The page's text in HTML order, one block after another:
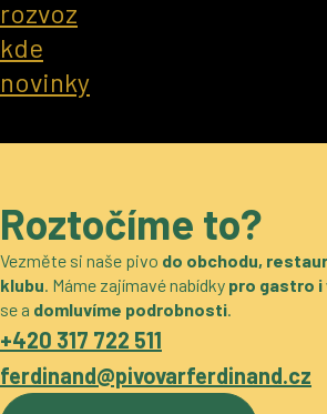
rozvoz
kde
novinky
Roztočíme to?
Vezměte si naše pivo do obchodu,
klubu. Máme zajímavé nabídky pro gastro
se a domluvíme podrobnosti.
+420 317 722 511
ferdinand@pivovarferdinand.cz